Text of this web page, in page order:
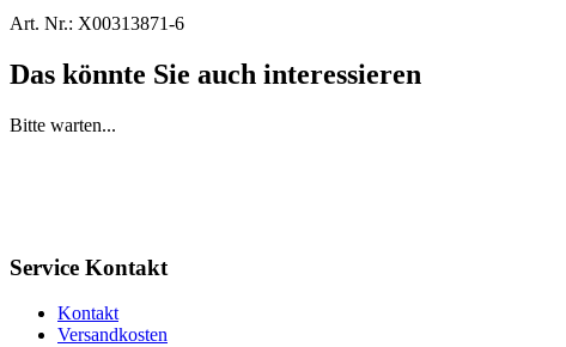
Art. Nr.: X00313871-6
Das könnte Sie auch interessieren
Bitte warten...
Service Kontakt
Kontakt
Versandkosten